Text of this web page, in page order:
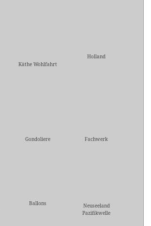
Käthe Wohlfahrt
Holland
Gondoliere Fachwerk
Ballons
Neuseeland
Pazifikwelle